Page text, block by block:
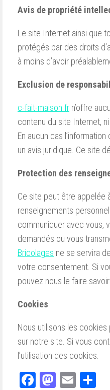
Avis de propriété
Le site Internet ainsi que
protégés par des droits
à moins d’avoir
Exclusion de
c-fait-maison.fr n’offre
contenu du site Internet,
En aucun cas
un avis juridique. Ce site
Protection des
Ce site peut être appelée
renseignements
communiquer avec vous,
demandés ou vous
Bricolages ne se servira
votre consentement. Si
pouvez nous le faire
Cookies
Nous utilisons les cookies
sur notre site. Si vous
l’utilisation des cookies.
Facebook
Mastodon
Email